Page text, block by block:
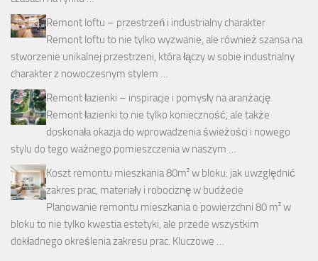
Remont loftu – przestrzeń i industrialny charakter
Remont loftu to nie tylko wyzwanie, ale również szansa na
stworzenie unikalnej przestrzeni, która łączy w sobie industrialny
charakter z nowoczesnym stylem …
Remont łazienki – inspiracje i pomysły na aranżację
Remont łazienki to nie tylko konieczność, ale także
doskonała okazja do wprowadzenia świeżości i nowego
stylu do tego ważnego pomieszczenia w naszym …
Koszt remontu mieszkania 80m² w bloku: jak uwzględnić
zakres prac, materiały i robociznę w budżecie
Planowanie remontu mieszkania o powierzchni 80 m² w
bloku to nie tylko kwestia estetyki, ale przede wszystkim
dokładnego określenia zakresu prac. Kluczowe …